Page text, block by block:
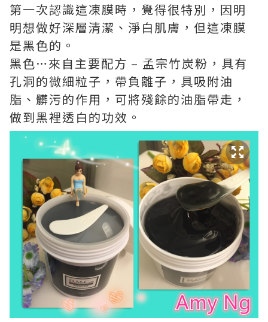
第一次認識這凍膜時，覺得很特別，因明
明想做好深層清潔、淨白肌膚，但這凍膜
是黑色的。
黑色…來自主要配方 – 孟宗竹炭粉，具有
孔洞的微細粒子，帶負離子，具吸附油
脂、髒污的作用，可將殘餘的油脂帶走，
做到黑裡透白的功效。